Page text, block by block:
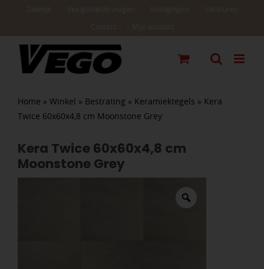
Home » Winkel » Bestrating » Keramiektegels » Kera
Twice 60x60x4,8 cm Moonstone Grey
Kera Twice 60x60x4,8 cm
Moonstone Grey